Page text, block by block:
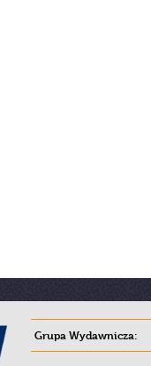
Grupa Wydawnicza: